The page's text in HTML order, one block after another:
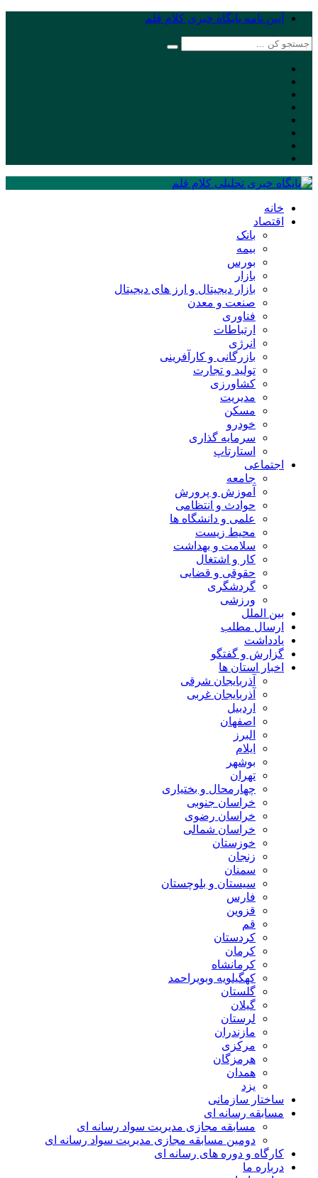
آیین نامه پایگاه خبری کلام قلم
خانه
اقتصاد
بانک
بیمه
بورس
بازار
بازار دیجیتال و ارز های دیجیتال
صنعت و معدن
فناوری
ارتباطات
انرژی
بازرگانی و کارآفرینی
تولید و تجارت
کشاورزی
مدیریت
مسکن
خودرو
سرمایه گذاری
استارتاپ
اجتماعی
جامعه
آموزش و پرورش
حوادث و انتظامی
علمی و دانشگاه ها
محیط زیست
سلامت و بهداشت
کار و اشتغال
حقوقی و قضایی
گردشگری
ورزشی
بین الملل
ارسال مطلب
یادداشت
گزارش و گفتگو
اخبار استان ها
آذربایجان شرقی
آذربایجان غربی
اردبیل
اصفهان
البرز
ایلام
بوشهر
تهران
چهارمحال و بختیاری
خراسان جنوبی
خراسان رضوی
خراسان شمالی
خوزستان
زنجان
سمنان
سیستان و بلوچستان
فارس
قزوین
قم
کردستان
کرمان
کرمانشاه
کهگیلویه وبویراحمد
گلستان
گیلان
لرستان
مازندران
مرکزی
هرمزگان
همدان
یزد
ساختار سازمانی
مسابقه رسانه ای
مسابقه مجازی مدیریت سواد رسانه ای
دومین مسابقه مجازی مدیریت سواد رسانه ای
کارگاه و دوره های رسانه ای
درباره ما